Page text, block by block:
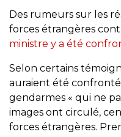
Des rumeurs sur les
forces étrangères
ministre y a été
Selon certains
auraient été
gendarmes « qui ne
images ont circulé,
forces étrangères.